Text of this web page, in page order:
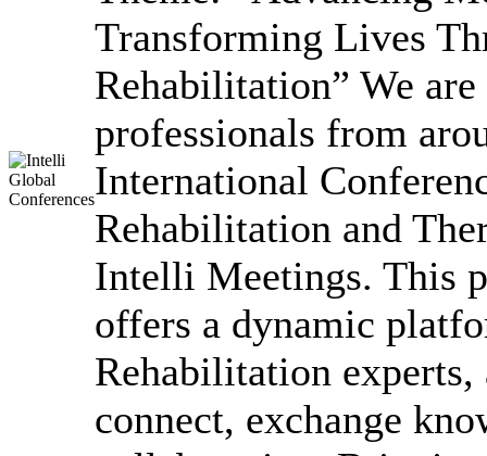
Transforming Lives
Rehabilitation” We
professionals from
International
Rehabilitation and
Intelli Meetings. This
offers a dynamic
Rehabilitation experts,
connect, exchange